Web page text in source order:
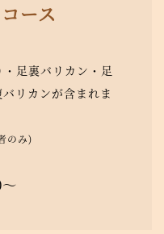
ース
足裏バリカン・足
リカンが含まれま
のみ)